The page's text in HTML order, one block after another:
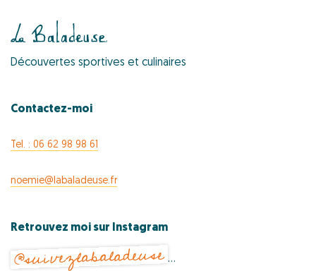
Découvertes sportives et culinaires
Contactez-moi
Tel. : 06 62 98 98 61
noemie@labaladeuse.fr
Retrouvez moi sur Instagram
@suivezlabaladeuse …